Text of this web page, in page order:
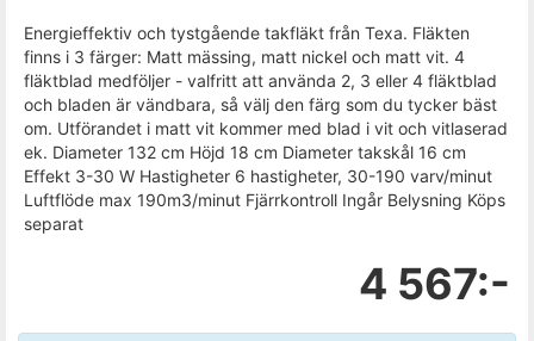
Energieffektiv och tystgående takfläkt från Texa. Fläkten
finns i 3 färger: Matt mässing, matt nickel och matt vit. 4
fläktblad medföljer - valfritt att använda 2, 3 eller 4 fläktblad
och bladen är vändbara, så välj den färg som du tycker bäst
om. Utförandet i matt vit kommer med blad i vit och vitlaserad
ek. Diameter 132 cm Höjd 18 cm Diameter takskål 16 cm
Effekt 3-30 W Hastigheter 6 hastigheter, 30-190 varv/minut
Luftflöde max 190m3/minut Fjärrkontroll Ingår Belysning Köps
separat
4 567:-